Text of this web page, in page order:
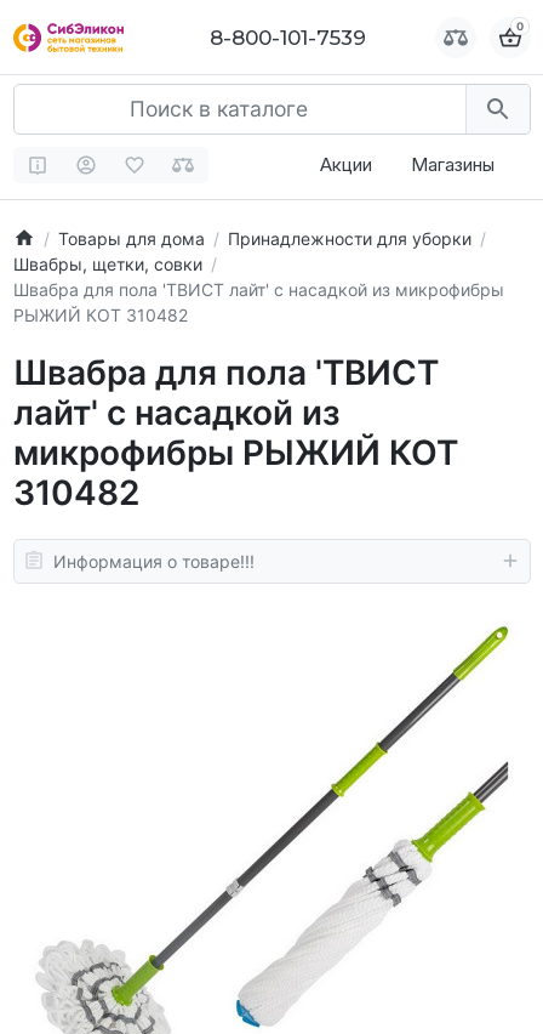
8-800-101-7539 0
Акции Магазины
Товары для дома
Принадлежности для уборки
Швабры, щетки, совки
Швабра для пола 'ТВИСТ лайт' с насадкой из микрофибры
РЫЖИЙ КОТ 310482
Швабра для пола 'ТВИСТ
лайт' с насадкой из
микрофибры РЫЖИЙ КОТ
310482
Информация о товаре!!!
8-800-101-7539 0